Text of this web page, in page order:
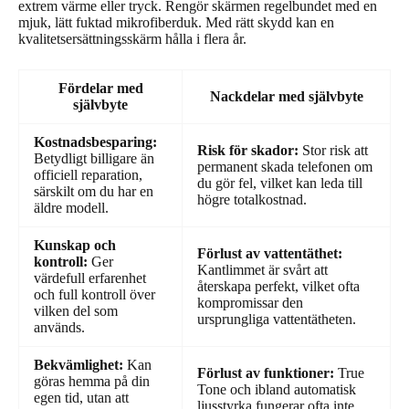
extrem värme eller tryck. Rengör skärmen regelbundet med en
mjuk, lätt fuktad mikrofiberduk. Med rätt skydd kan en
kvalitetsersättningsskärm hålla i flera år.
Fördelar med
självbyte
Nackdelar med självbyte
Kostnadsbesparing:
Betydligt billigare än
officiell reparation,
särskilt om du har en
äldre modell.
Risk för skador: Stor risk att
permanent skada telefonen om
du gör fel, vilket kan leda till
högre totalkostnad.
Kunskap och
kontroll: Ger
värdefull erfarenhet
och full kontroll över
vilken del som
används.
Förlust av vattentäthet:
Kantlimmet är svårt att
återskapa perfekt, vilket ofta
kompromissar den
ursprungliga vattentätheten.
Bekvämlighet: Kan
göras hemma på din
egen tid, utan att
Förlust av funktioner: True
Tone och ibland automatisk